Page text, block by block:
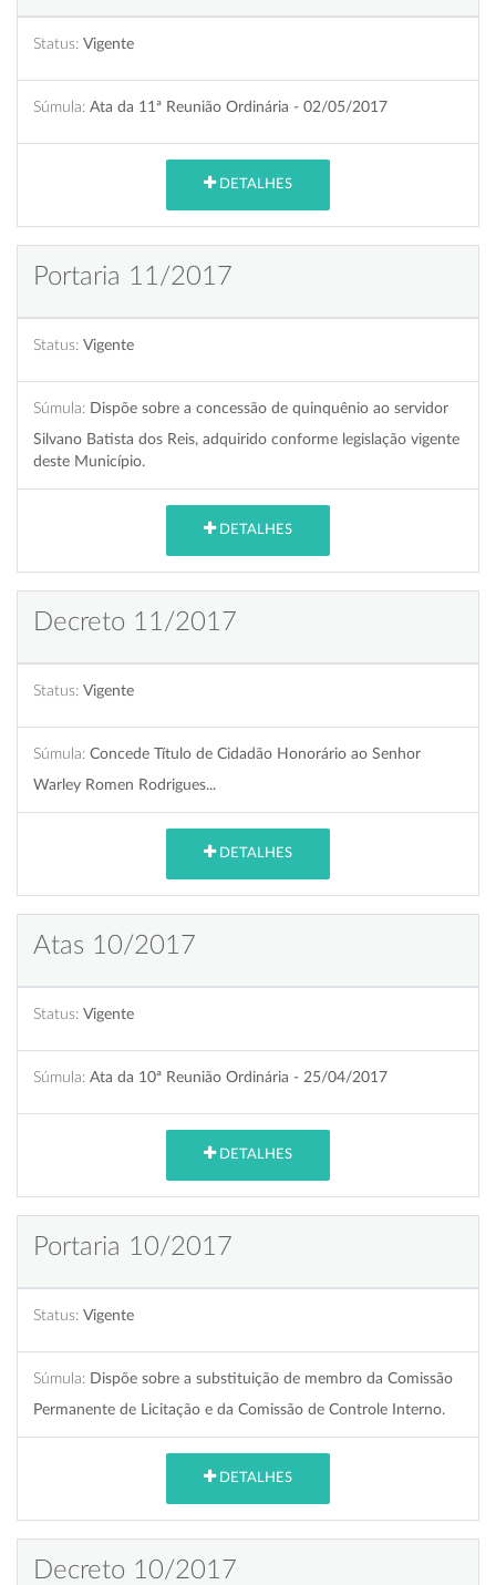
Status: Vigente
Súmula: Ata da 11ª Reunião Ordinária - 02/05/2017
DETALHES
Portaria 11/2017
Status: Vigente
Súmula: Dispõe sobre a concessão de quinquênio ao servidor
Silvano Batista dos Reis, adquirido conforme legislação vigente
deste Município.
DETALHES
Decreto 11/2017
Status: Vigente
Súmula: Concede Título de Cidadão Honorário ao Senhor
Warley Romen Rodrigues...
DETALHES
Atas 10/2017
Status: Vigente
Súmula: Ata da 10ª Reunião Ordinária - 25/04/2017
DETALHES
Portaria 10/2017
Status: Vigente
Súmula: Dispõe sobre a substituição de membro da Comissão
Permanente de Licitação e da Comissão de Controle Interno.
DETALHES
Decreto 10/2017